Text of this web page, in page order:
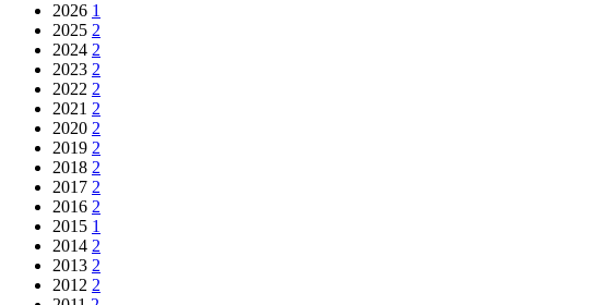
2026 1
2025 2
2024 2
2023 2
2022 2
2021 2
2020 2
2019 2
2018 2
2017 2
2016 2
2015 1
2014 2
2013 2
2012 2